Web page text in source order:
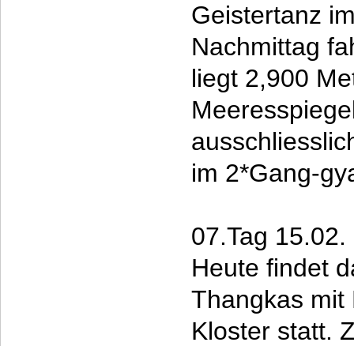
Geistertanz
Nachmittag
liegt 2,900
im 2*Gang-
07.Tag
Heute findet
Thangkas mit
Kloster statt.